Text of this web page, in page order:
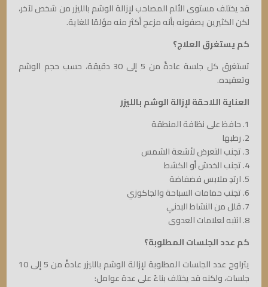
قد يختلف مستوى الألم المصاحب لإزالة الوشم بالليزر من شخص لآخر،
لكن الكثيرين يصفونه بأنه مزعج أكثر منه مؤلمًا للغاية.
كم يستغرق العلاج؟
تستغرق كل جلسة عادةً من 5 إلى 30 دقيقة، حسب حجم الوشم
وتعقيده.
العناية اللاحقة لإزالة الوشم بالليزر
1. حافظ على نظافة المنطقة
2. رطبها
3. تجنب التعرض لأشعة الشمس
4. تجنب الخدش أو الكشط
5. ارتدِ ملابس فضفاضة
6. تجنب حمامات السباحة والجاكوزي
7. قلل من النشاط البدني
8. انتبه لعلامات العدوى
كم عدد الجلسات المطلوبة؟
يتراوح عدد الجلسات المطلوبة لإزالة الوشم بالليزر عادةً من 5 إلى 10
جلسات، ولكنه قد يختلف بناءً على عدة عوامل: